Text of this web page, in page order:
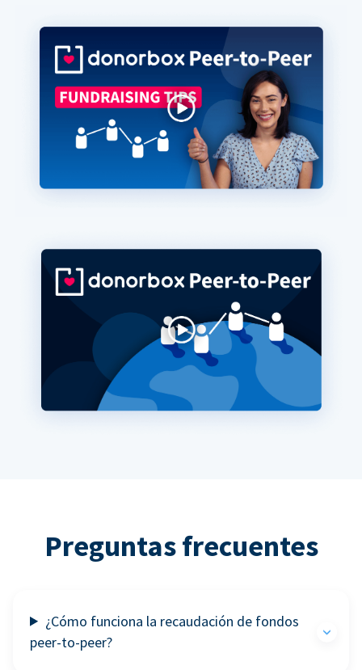
Preguntas frecuentes
¿Cómo funciona la recaudación de fondos
peer-to-peer?